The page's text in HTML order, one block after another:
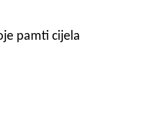
pamti cijela